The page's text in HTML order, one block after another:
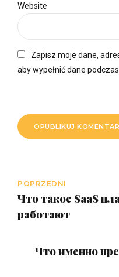
Website
Zapisz moje dane,
aby wypełnić dane
OPUBLIKUJ
POPRZEDNI
Что такое SaaS
работают
Что именно